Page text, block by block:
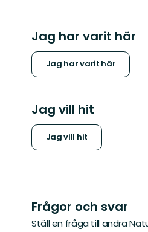
Jag har varit här
Jag har varit här
Jag vill hit
Jag vill hit
Frågor och svar
Ställ en fråga till andra